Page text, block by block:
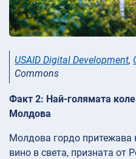
USAID Digital Development,
Commons
Факт 2: Най-голямата
Молдова
Молдова гордо притежава
вино в света, призната от